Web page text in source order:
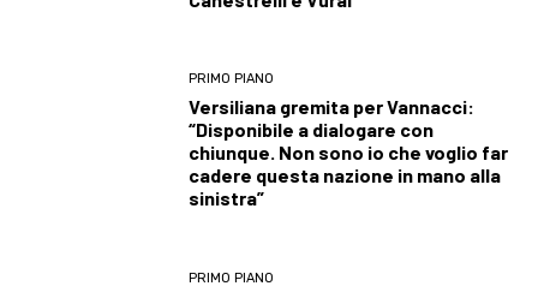
PRIMO PIANO
Versiliana gremita per Vannacci:
“Disponibile a dialogare con
chiunque. Non sono io che voglio far
cadere questa nazione in mano alla
sinistra”
PRIMO PIANO